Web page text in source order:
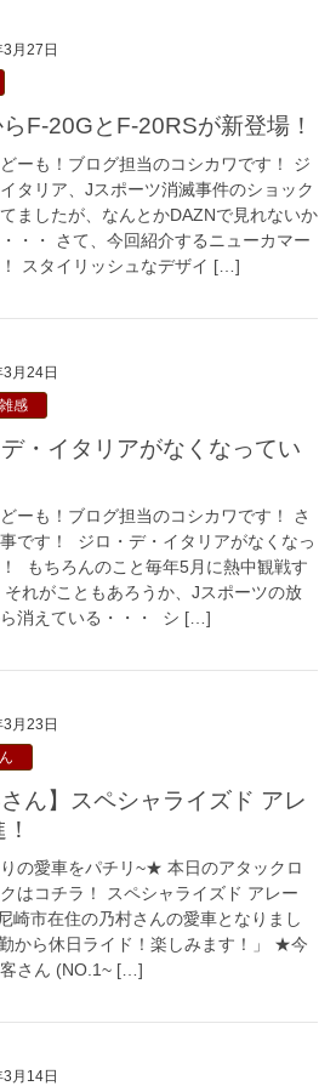
月27日
らF-20GとF-20RSが新登場！
ーも！ブログ担当のコシカワです！ ジ
タリア、Jスポーツ消滅事件のショック
ましたが、なんとかDAZNで見れないか
・・ さて、今回紹介するニューカマー
スタイリッシュなデザイ […]
月24日
感
ーも！ブログ担当のコシカワです！ さ
です！ ジロ・デ・イタリアがなくなっ
もちろんのこと毎年5月に熱中観戦す
それがこともあろうか、Jスポーツの放
消えている・・・ シ […]
月23日
の愛車をパチリ~★ 本日のアタックロ
はコチラ！ スペシャライズド アレー
崎市在住の乃村さんの愛車となりまし
から休日ライド！楽しみます！」 ★今
さん (NO.1~ […]
月14日